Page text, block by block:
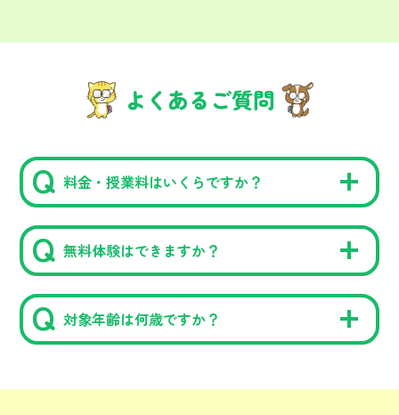
よくあるご質問
料金・授業料はいくらですか？
無料体験はできますか？
対象年齢は何歳ですか？